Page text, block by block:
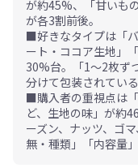
が約45%、「甘いも
が各3割前後。
■好きなタイプは「
ート・ココア生地」
30%台。「1～2枚ず
分けて包装されてい
■購入者の重視点は
ど、生地の味」が約
ーズン、ナッツ、ゴ
無・種類」「内容量